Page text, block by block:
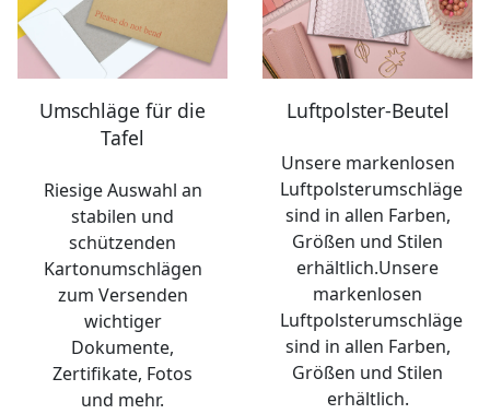
Umschläge für die
Tafel
Riesige Auswahl an
stabilen und
schützenden
Kartonumschlägen
zum Versenden
wichtiger
Dokumente,
Zertifikate, Fotos
und mehr.
Luftpolster-Beutel
Unsere markenlosen
Luftpolsterumschläge
sind in allen Farben,
Größen und Stilen
erhältlich.Unsere
markenlosen
Luftpolsterumschläge
sind in allen Farben,
Größen und Stilen
erhältlich.